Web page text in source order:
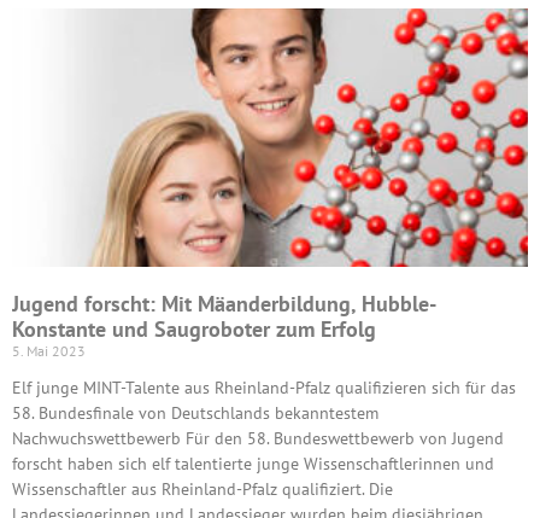
Jugend forscht: Mit Mäanderbildung, Hubble-
Konstante und Saugroboter zum Erfolg
5. Mai 2023
Elf junge MINT-Talente aus Rheinland-Pfalz qualifizieren sich für das
58. Bundesfinale von Deutschlands bekanntestem
Nachwuchswettbewerb Für den 58. Bundeswettbewerb von Jugend
forscht haben sich elf talentierte junge Wissenschaftlerinnen und
Wissenschaftler aus Rheinland-Pfalz qualifiziert. Die